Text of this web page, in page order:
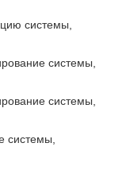
системы,
системы,
системы,
системы,